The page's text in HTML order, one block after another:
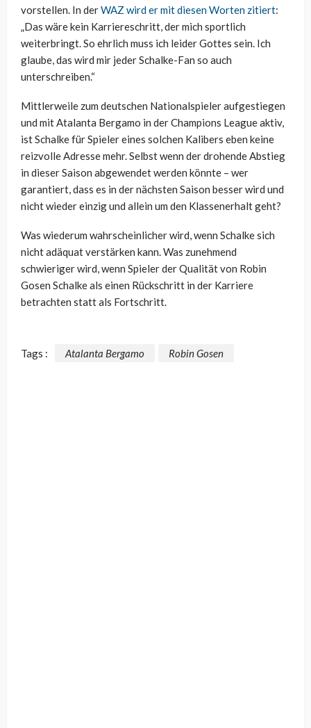
vorstellen. In derWAZ wird er mit diesen Worten zitiert:
„Das wäre kein Karriereschritt, der mich sportlich
weiterbringt. So ehrlich muss ich leider Gottes sein. Ich
glaube, das wird mir jeder Schalke-Fan so auch
unterschreiben.“
Mittlerweile zum deutschen Nationalspieler aufgestiegen
und mit Atalanta Bergamo in der Champions League aktiv,
ist Schalke für Spieler eines solchen Kalibers eben keine
reizvolle Adresse mehr. Selbst wenn der drohende Abstieg
in dieser Saison abgewendet werden könnte – wer
garantiert, dass es in der nächsten Saison besser wird und
nicht wieder einzig und allein um den Klassenerhalt geht?
Was wiederum wahrscheinlicher wird, wenn Schalke sich
nicht adäquat verstärken kann. Was zunehmend
schwieriger wird, wenn Spieler der Qualität von Robin
Gosen Schalke als einen Rückschritt in der Karriere
betrachten statt als Fortschritt.
Tags : Atalanta Bergamo Robin Gosen